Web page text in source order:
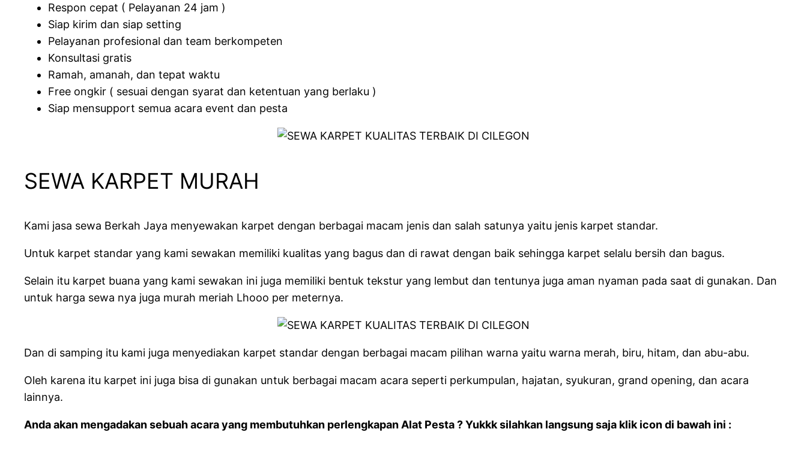
Respon cepat ( Pelayanan 24 jam )
Siap kirim dan siap setting
Pelayanan profesional dan team berkompeten
Konsultasi gratis
Ramah, amanah, dan tepat waktu
Free ongkir ( sesuai dengan syarat dan ketentuan yang berlaku )
Siap mensupport semua acara event dan pesta
SEWA KARPET MURAH
Kami jasa sewa Berkah Jaya menyewakan karpet dengan berbagai macam jenis dan salah satunya yaitu jenis karpet standar.
Untuk karpet standar yang kami sewakan memiliki kualitas yang bagus dan di rawat dengan baik sehingga karpet selalu bersih dan bagus.
Selain itu karpet buana yang kami sewakan ini juga memiliki bentuk tekstur yang lembut dan tentunya juga aman nyaman pada saat di gunakan. Dan
untuk harga sewa nya juga murah meriah Lhooo per meternya.
Dan di samping itu kami juga menyediakan karpet standar dengan berbagai macam pilihan warna yaitu warna merah, biru, hitam, dan abu-abu.
Oleh karena itu karpet ini juga bisa di gunakan untuk berbagai macam acara seperti perkumpulan, hajatan, syukuran, grand opening, dan acara
lainnya.
Anda akan mengadakan sebuah acara yang membutuhkan perlengkapan Alat Pesta ? Yukkk silahkan langsung saja klik icon di bawah ini :